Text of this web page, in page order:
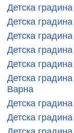
Детска
Детска
Детска
Детска
Детска
Детска
Варна
Детска
Детска